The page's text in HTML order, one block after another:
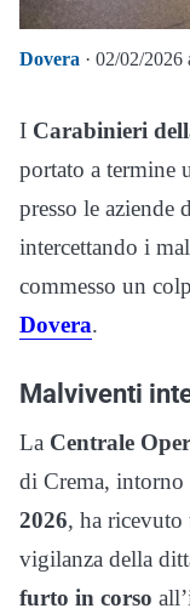
Dovera · 02/02/2026
I Carabinieri
portato a termine
presso le aziende
intercettando i
commesso un
Dovera.
Malviventi
La Centrale
di Crema, intorno
2026, ha ricevuto
vigilanza della
furto in corso